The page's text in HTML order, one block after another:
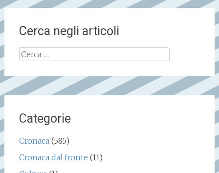
Cerca negli articoli
Ricerca
Categorie
Cronaca(585)
Cronaca dal fronte (11)